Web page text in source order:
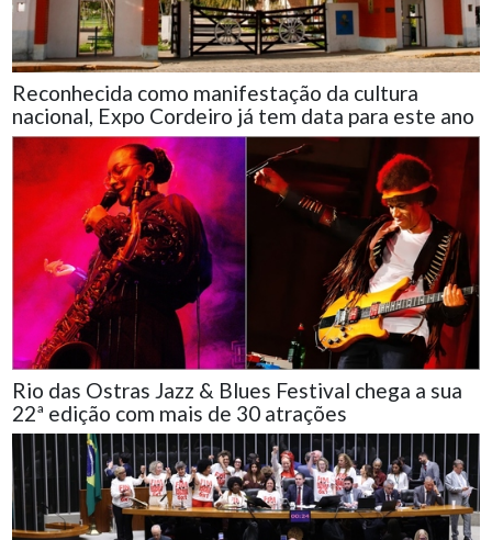
Reconhecida como manifestação da cultura
nacional, Expo Cordeiro já tem data para este ano
Rio das Ostras Jazz & Blues Festival chega a sua
22ª edição com mais de 30 atrações